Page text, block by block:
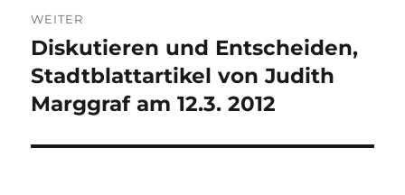
WEITER
Nächster
Beitrag:
Diskutieren und Entscheiden,
Stadtblattartikel von Judith
Marggraf am 12.3. 2012